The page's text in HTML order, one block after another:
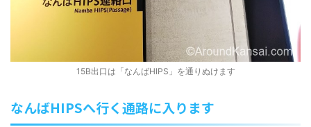
15B出口は「なんばHIPS」を通りぬけます
なんばHIPSへ行く通路に入ります